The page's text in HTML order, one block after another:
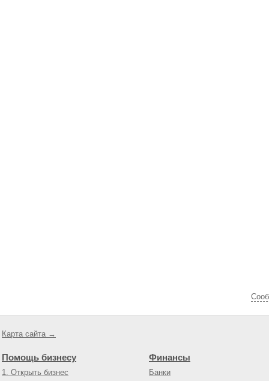
Карта сайта →
Помощь бизнесу
1. Открыть бизнес
Финансы
Банки